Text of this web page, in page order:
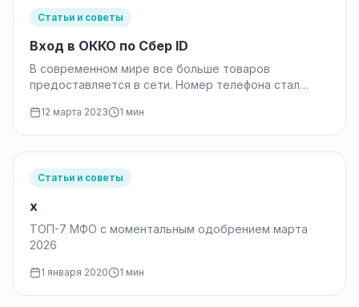
Статьи и советы
Вход в ОККО по Сбер ID
В современном мире все больше товаров
предоставляется в сети. Номер телефона стал
темпами…
12 марта 2023 1 мин
Статьи и советы
x
ТОП-7 МФО с моментальным одобрением марта
2026
1 января 2020 1 мин